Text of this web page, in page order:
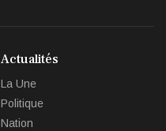
Actualités
La Une
Politique
Nation